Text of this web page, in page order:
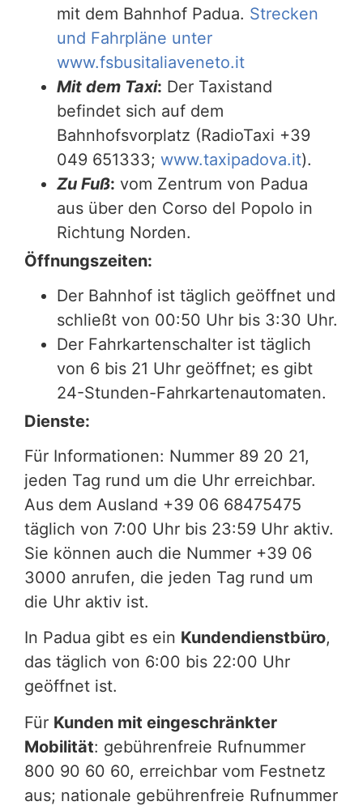
mit dem Bahnhof Padua. Strecken
und Fahrpläne unter
www.fsbusitaliaveneto.it
Mit dem Taxi: Der Taxistand
befindet sich auf dem
Bahnhofsvorplatz (RadioTaxi +39
049 651333; www.taxipadova.it).
Zu Fuß: vom Zentrum von Padua
aus über den Corso del Popolo in
Richtung Norden.
Öffnungszeiten:
Der Bahnhof ist täglich geöffnet und
schließt von 00:50 Uhr bis 3:30 Uhr.
Der Fahrkartenschalter ist täglich
von 6 bis 21 Uhr geöffnet; es gibt
24-Stunden-Fahrkartenautomaten.
Dienste:
Für Informationen: Nummer 89 20 21,
jeden Tag rund um die Uhr erreichbar.
Aus dem Ausland +39 06 68475475
täglich von 7:00 Uhr bis 23:59 Uhr aktiv.
Sie können auch die Nummer +39 06
3000 anrufen, die jeden Tag rund um
die Uhr aktiv ist.
In Padua gibt es ein Kundendienstbüro,
das täglich von 6:00 bis 22:00 Uhr
geöffnet ist.
Für Kunden mit eingeschränkter
Mobilität: gebührenfreie Rufnummer
800 90 60 60, erreichbar vom Festnetz
aus; nationale gebührenfreie Rufnummer